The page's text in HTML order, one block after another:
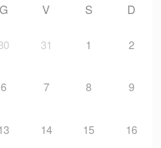
G V S D
31 1 2
6 7 8 9
14 15 16